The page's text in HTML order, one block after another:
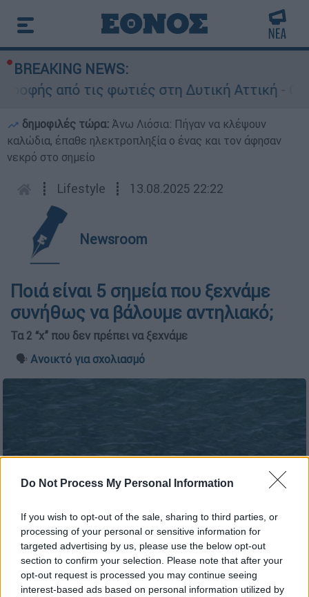
Do Not Process My Personal Information
If you wish to opt-out of the sale, sharing to third parties, or
processing of your personal or sensitive information for
targeted advertising by us, please use the below opt-out
section to confirm your selection. Please note that after your
opt-out request is processed you may continue seeing
interest-based ads based on personal information utilized by
BREAKING NEWS:
από τις φωτιές στη Δυτική Αττική - Οι
δημοφιλές τώρα: Άνω Λιόσια: Πήγαν να κλέψουν
καλώδια, έπαθε ηλεκτροπληξία ο ένας και τον άφησαν
νεκρό στο σημείο
┋ Lifestyle ┋ 13.08.2025 22:22
Newsroom
Ποιά είναι 5 σημεία που ξεχνάμε
συνήθως να βάλουμε αντηλιακό;
Τα 2 “χ” που δεν πρέπει να ξεχνάμε
🗣️ Ανοικτό για σχολιασμό
Καλοκαίρι/ήλιος/ Eurokinissi